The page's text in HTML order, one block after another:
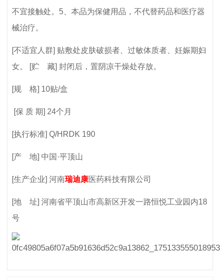
不宜接触处。5、本品为保健用品，不代替药品和医疗器
械治疗。
[不适宜人群] 贴敷处皮肤破损者、过敏体质者、妊娠期妇
女。 [贮 藏] 封闭后，置阴凉干燥处存放。
[规 格] 10贴/盒
[保 质 期] 24个月
[执行标准] Q/HRDK 190
[产 地] 中国·平顶山
[生产企业] 河南瑞迪康医药科技有限公司
[地 址] 河南省平顶山市高新区开发一路恒悦工业园内18
号